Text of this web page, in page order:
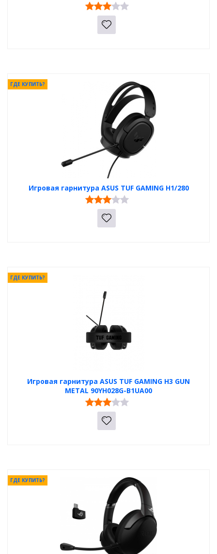
Игровая гарнитура ASUS TUF GAMING H1/280
ГДЕ КУПИТЬ?
Игровая гарнитура ASUS TUF GAMING H3 GUN
METAL 90YH028G-B1UA00
ГДЕ КУПИТЬ?
ГДЕ КУПИТЬ?